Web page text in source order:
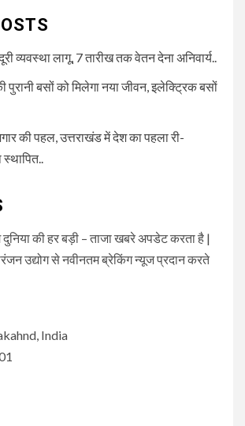
व्यवस्था लागू, 7 तारीख तक वेतन देना अनिवार्य..
पुरानी बसों को मिलेगा नया जीवन, इलेक्ट्रिक बसों
की पहल, उत्तराखंड में देश का पहला री-
स्थापित..
की हर बड़ी – ताजा खबरे अपडेट करता है |
उद्योग से नवीनतम ब्रेकिंग न्यूज प्रदान करते
India